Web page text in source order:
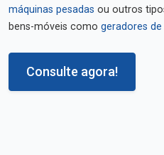
máquinas pesadas ou outros
bens-móveis como geradores
Consulte agora!